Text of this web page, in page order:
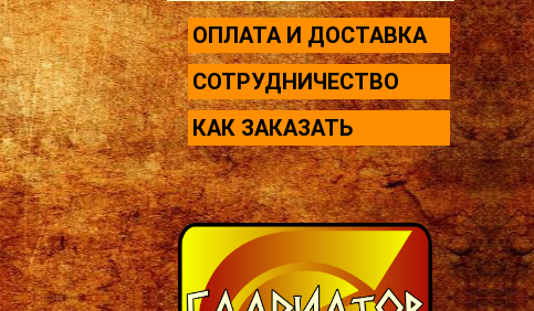
ОПЛАТА И ДОСТАВКА
СОТРУДНИЧЕСТВО
КАК ЗАКАЗАТЬ